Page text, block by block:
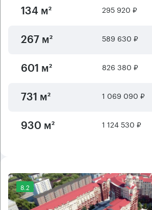
134 м² 295 920 ₽
267 м² 589 630 ₽
601 м² 826 380 ₽
731 м² 1 069 090 ₽
930 м² 1 124 530 ₽
8.2